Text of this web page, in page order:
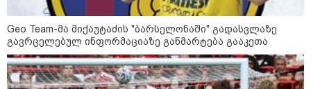
12:46 / 07-08-2026
ოკუპირებულ აფხაზეთში საწვავის
დეფიციტია, კილომეტრიანი რიგები და
Geo Team-მა მიქაუტაძის "ბარსელონაში" გადასვლაზე
გავრცელებულ ინფორმაციაზე განმარტება გააკეთა